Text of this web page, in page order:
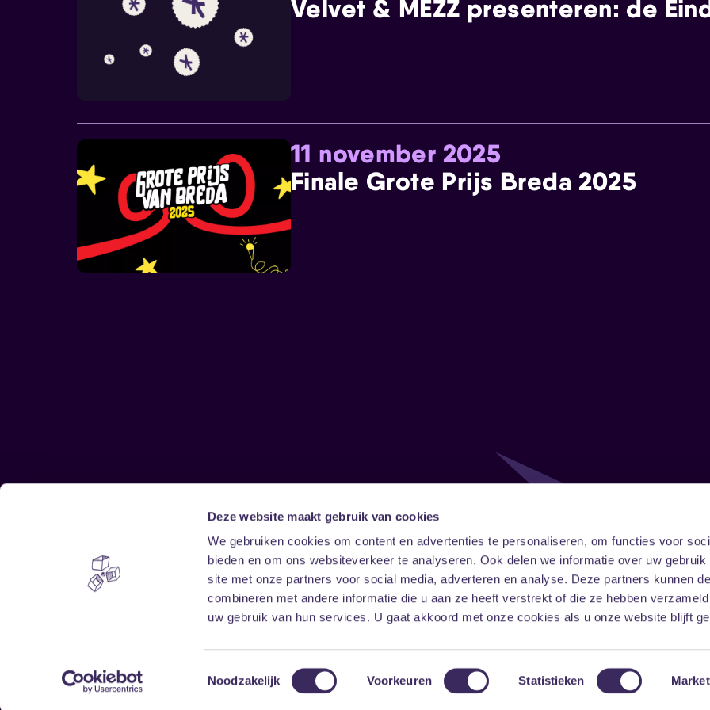
Deze website maakt gebruik van cookies
We gebruiken cookies om content en advertenties te personaliseren, om functies voor
bieden en om ons websiteverkeer te analyseren. Ook delen we informatie over uw gebruik
site met onze partners voor social media, adverteren en analyse. Deze partners kunnen
combineren met andere informatie die u aan ze heeft verstrekt of die ze hebben
uw gebruik van hun services. U gaat akkoord met onze cookies als u onze website blijft
Toestemmingsselectie
Noodzakelijk Voorkeuren Statistieken
Velvet & MEZZ presenteren: de
11 november 2025
Finale Grote Prijs Breda 2025
Home
Vrijwilligers
Disclaimer
Toegankelijkheid
Privacy & cookies
Follow
FacebookInstagramLinkedIn
Onze